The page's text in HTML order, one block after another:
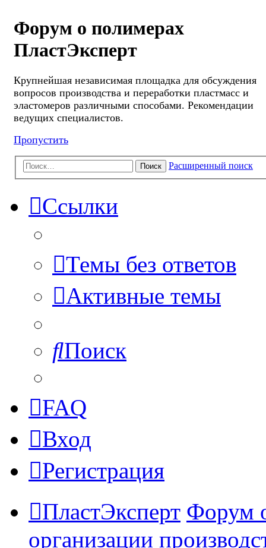
Форум о полимерах
ПластЭксперт
Крупнейшая независимая площадка для обсуждения
вопросов производства и переработки пластмасс и
эластомеров различными способами. Рекомендации
ведущих специалистов.
Пропустить
Поиск Расширенный поиск
Ссылки
Темы без ответов
Активные темы
Поиск
FAQ
Вход
Регистрация
ПластЭксперт Форум
организации